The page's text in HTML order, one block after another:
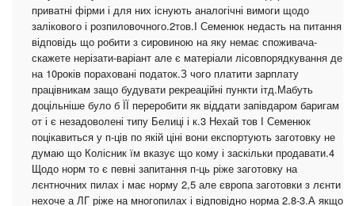
приватні фірми і для них існують аналогічні вимоги щодо
залікового і розпиловочного.2тов.І Семенюк недасть на питання
відповідь що робити з сировиною на яку немає споживача-
скажете нерізати-варіант але є матеріали лісовпорядкування де
на 10років пораховані податок.З чого платити зарплату
працівникам защо будувати рекреаційні пункти ітд.Мабуть
доцільніше було б ЇЇ переробити як віддати запівдаром баригам
от і є незадоволені типу Белиці і к.3 Нехай тов І Семенюк
поцікавиться у п-ців по якій ціні вони експортують заготовку не
думаю що Колісник їм вказує що кому і заскільки продавати.4
Щодо норм то є певні запитання п-ць ріже заготовку на
лєнтночних пилах і має норму 2,5 але європа заготовки з лєнти
нехоче а ЛГ ріже на многопилах і відповідно норма 2.8-3.А якщо